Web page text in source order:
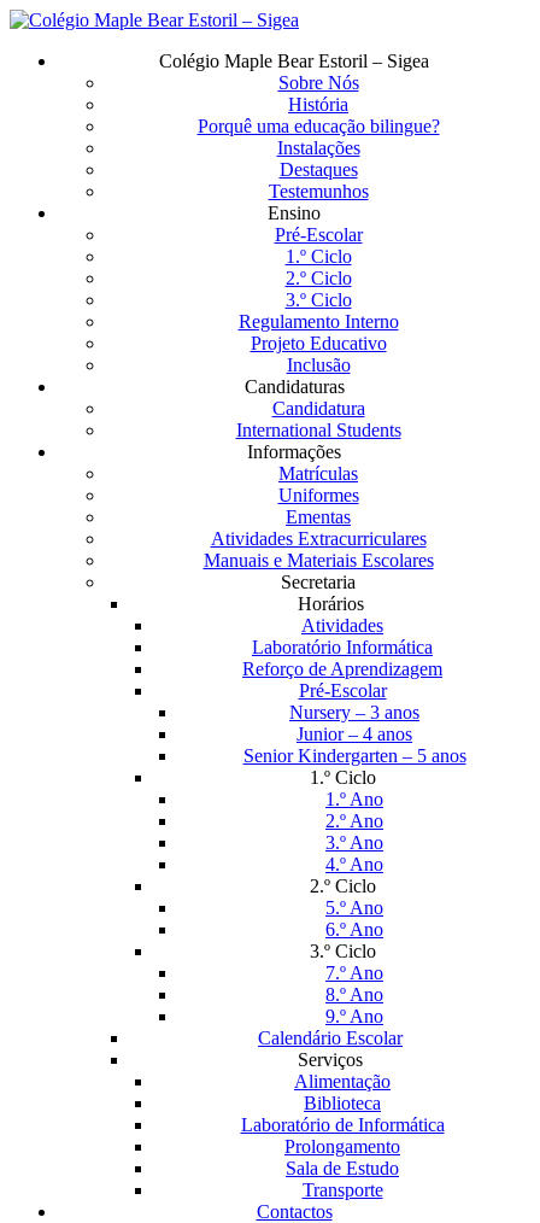
Saltar
Menu
Colégio Maple Bear Estoril – Sigea
Sobre Nós
História
Porquê uma educação bilingue?
Instalações
Destaques
Testemunhos
Ensino
Pré-Escolar
1.º Ciclo
2.º Ciclo
3.º Ciclo
Regulamento Interno
Projeto Educativo
Inclusão
Candidaturas
Candidatura
International Students
Informações
Matrículas
Uniformes
Ementas
Atividades Extracurriculares
Manuais e Materiais Escolares
Secretaria
Horários
Atividades
Laboratório Informática
Reforço de Aprendizagem
Pré-Escolar
Nursery – 3 anos
Junior – 4 anos
Senior Kindergarten – 5 anos
1.º Ciclo
1.º Ano
2.º Ano
3.º Ano
4.º Ano
2.º Ciclo
5.º Ano
6.º Ano
3.º Ciclo
7.º Ano
8.º Ano
9.º Ano
Calendário Escolar
Serviços
Alimentação
Biblioteca
Laboratório de Informática
Prolongamento
Sala de Estudo
Transporte
Contactos